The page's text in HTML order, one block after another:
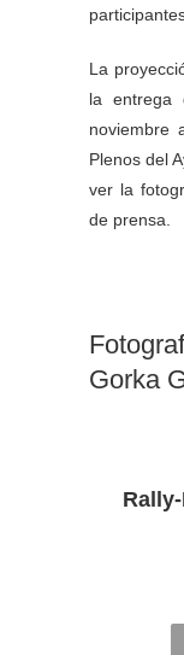
La
la entrega
noviembre
Plenos del
ver la
de prensa.
Gorka